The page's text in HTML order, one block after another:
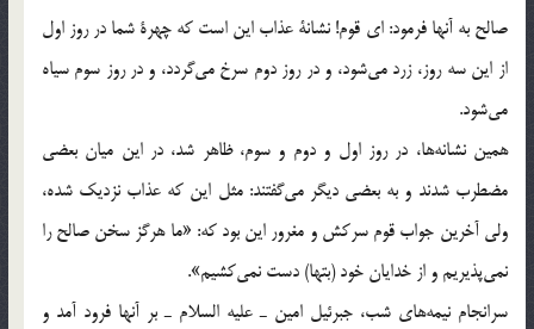
صالح به آنها فرمود: اي قوم! نشانة عذاب اين است كه چهرة شما در روز اول
از اين سه روز، زرد مي‎شود، و در روز دوم سرخ مي‎گردد، و در روز سوم سياه
مي‎شود.
همين نشانه‎ها،‌ در روز اول و دوم و سوم، ظاهر شد، در اين ميان بعضي
مضطرب شدند و به بعضي ديگر مي‎گفتند: مثل اين كه عذاب نزديك شده،
ولي آخرين جواب قوم سركش و مغرور اين بود كه: «ما هرگز سخن صالح را
نمي‎پذيريم و از خدايان خود (بتها) دست نمي‎كشيم».
سرانجام نيمه‎هاي شب، جبرئيل امين ـ عليه السلام ـ بر آنها فرود آمد و